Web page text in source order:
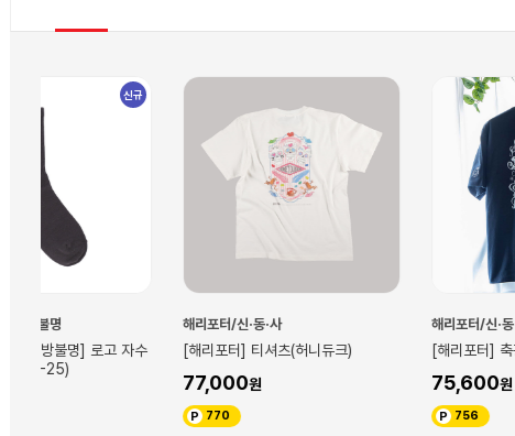
해리포터/신·동·사
[해리포터] 티셔츠(허니듀크)
77,000
[해리포터] 축광티셔츠(패트로누스)